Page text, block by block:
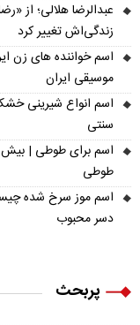
عبدالرضا هلالی؛ از
زندگی‌اش تغییر کرد
اسم خواننده های زن
موسیقی ایران
اسم انواع شیرینی
سنتی
طوطی
اسم موز سرخ شده
دسر محبوب
پربحث